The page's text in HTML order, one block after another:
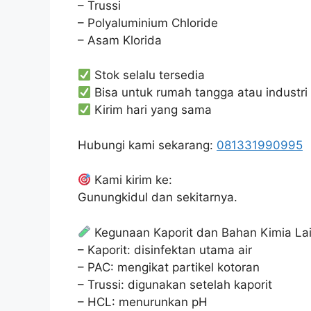
– Trussi
– Polyaluminium Chloride
– Asam Klorida
Stok selalu tersedia
Bisa untuk rumah tangga atau industri
Kirim hari yang sama
Hubungi kami sekarang: 081331990995
Kami kirim ke:
Gunungkidul dan sekitarnya.
Kegunaan Kaporit dan Bahan Kimia
– Kaporit: disinfektan utama air
– PAC: mengikat partikel kotoran
– Trussi: digunakan setelah kaporit
– HCL: menurunkan pH